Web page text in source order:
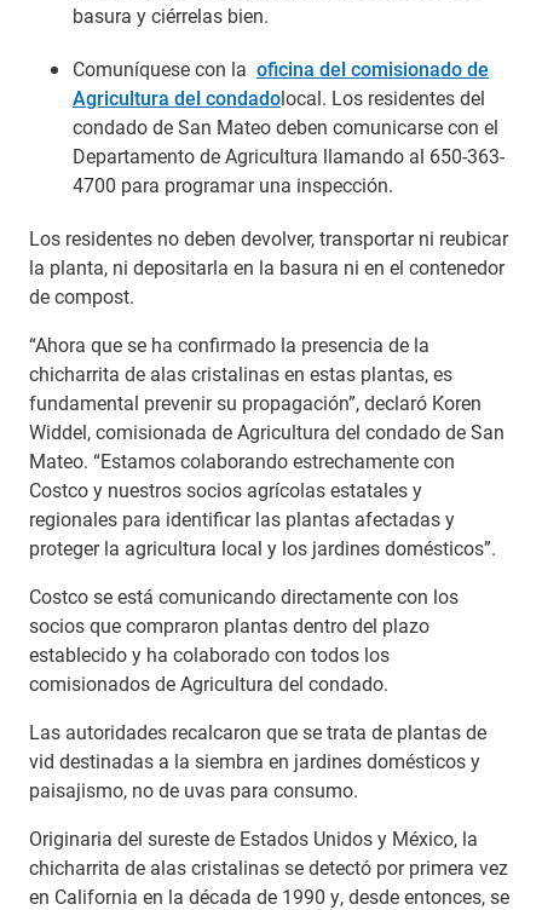
basura y ciérrelas bien.
Comuníquese con la oficina del comisionado de
Agricultura del condadolocal. Los residentes del
condado de San Mateo deben comunicarse con el
Departamento de Agricultura llamando al 650-363-
4700 para programar una inspección.
Los residentes no deben devolver, transportar ni reubicar
la planta, ni depositarla en la basura ni en el contenedor
de compost.
“Ahora que se ha confirmado la presencia de la
chicharrita de alas cristalinas en estas plantas, es
fundamental prevenir su propagación”, declaró Koren
Widdel, comisionada de Agricultura del condado de San
Mateo. “Estamos colaborando estrechamente con
Costco y nuestros socios agrícolas estatales y
regionales para identificar las plantas afectadas y
proteger la agricultura local y los jardines domésticos”.
Costco se está comunicando directamente con los
socios que compraron plantas dentro del plazo
establecido y ha colaborado con todos los
comisionados de Agricultura del condado.
Las autoridades recalcaron que se trata de plantas de
vid destinadas a la siembra en jardines domésticos y
paisajismo, no de uvas para consumo.
Originaria del sureste de Estados Unidos y México, la
chicharrita de alas cristalinas se detectó por primera vez
en California en la década de 1990 y, desde entonces, se